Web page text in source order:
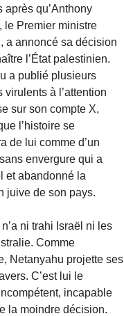
après qu’Anthony
le Premier ministre
a annoncé sa décision
l’État palestinien.
a publié plusieurs
virulents à l’attention
sur son compte X,
l’histoire se
de lui comme d’un
envergure qui a
et abandonné la
juive de son pays.
ni trahi Israël ni les
Comme
Netanyahu projette ses
C’est lui le
incapable
la moindre décision.